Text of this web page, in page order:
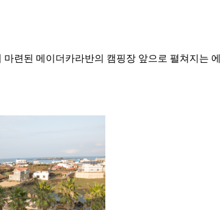
련된 메이더카라반의 캠핑장 앞으로 펼쳐지는